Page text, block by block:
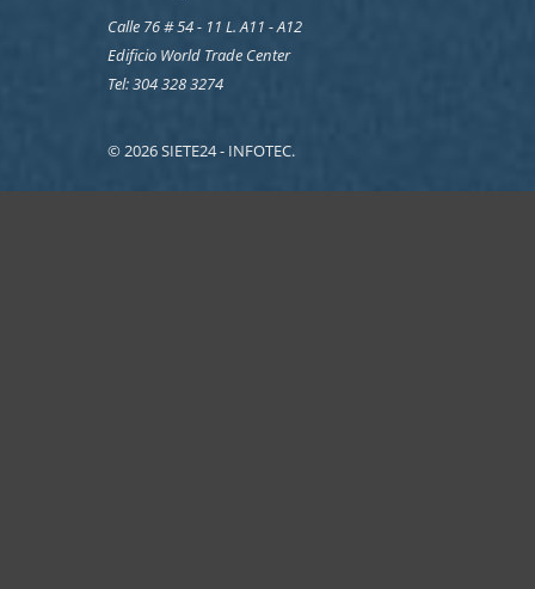
Calle 76 # 54 - 11 L. A11 - A12
Edificio World Trade Center
Tel: 304 328 3274
© 2026 SIETE24 - INFOTEC.